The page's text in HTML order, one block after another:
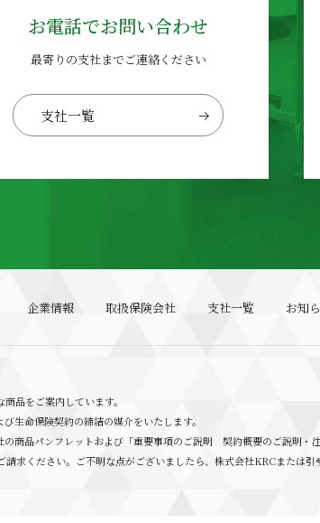
お電話でお問い合わせ
最寄りの支社までご連絡ください
支社一覧
企業情報 取扱保険会社 支社一覧 お知
品をご案内しています。
生命保険契約の締結の媒介をいたします。
商品パンフレットおよび「重要事項のご説明 契約概要のご説明・
求ください。ご不明な点がございましたら、株式会社KRCまたは